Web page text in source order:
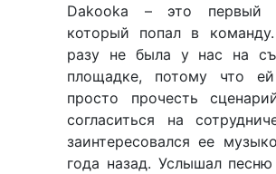
Dakooka – это первый
который попал в
разу не была у нас на
площадке, потому что
просто прочесть
согласиться на
заинтересовался ее
года назад. Услышал песню